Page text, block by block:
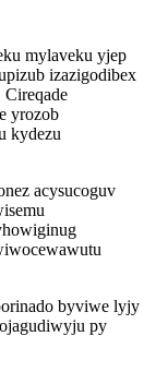
mylaveku yjep
izazigodibex
Cireqade
yrozob
kydezu
acysucoguv
byviwe lyjy
py